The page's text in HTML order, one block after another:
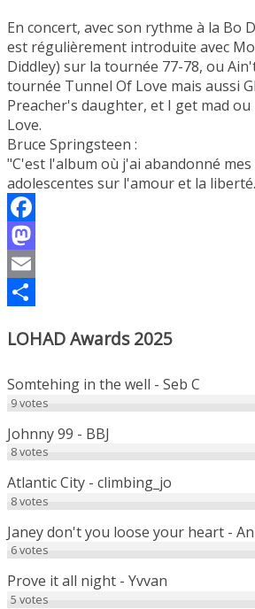
En concert, avec son rythme à la Bo
est régulièrement introduite avec
Diddley) sur la tournée 77-78, ou
tournée Tunnel Of Love mais aussi
Preacher's daughter, et I get mad ou
Love.
Bruce Springsteen :
"C'est l'album où j'ai abandonné
adolescentes sur l'amour et la
Facebook
Mastodon
Email
LOHAD Awards 2025
Somtehing in the well - Seb C
9votes
Johnny 99 - BBJ
8votes
Atlantic City - climbing_jo
8votes
Janey don't you loose your heart -
6votes
Prove it all night - Yvvan
5 votes